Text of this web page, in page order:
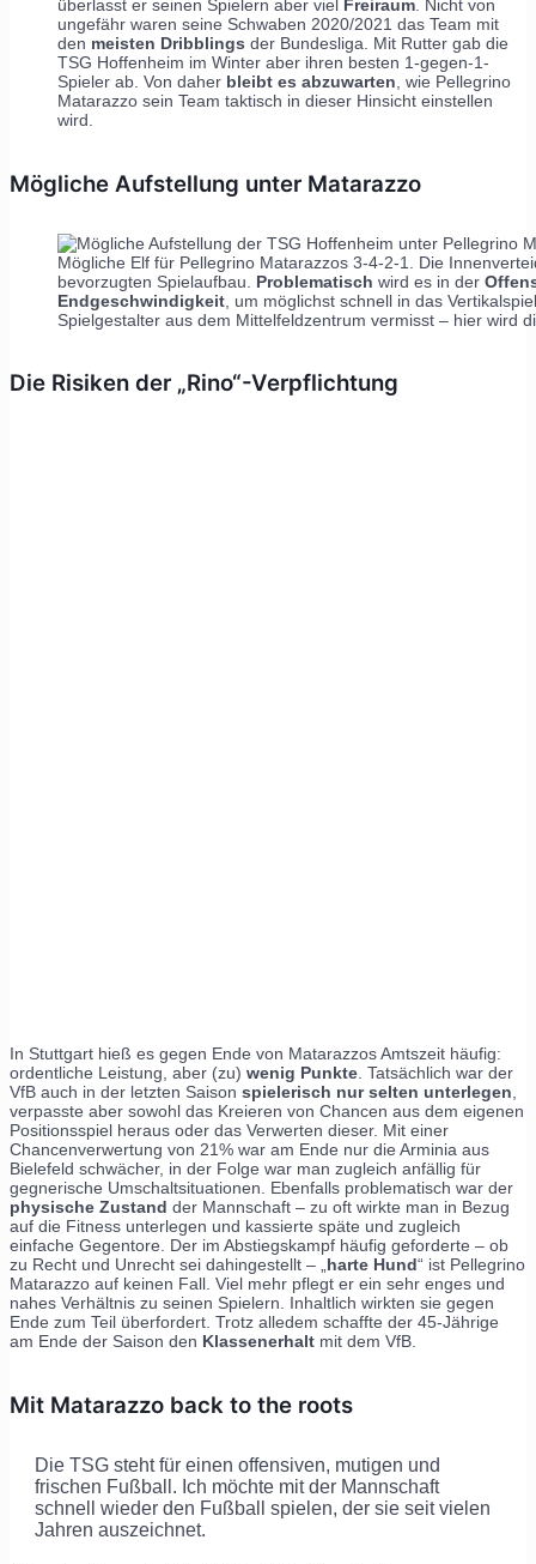
überlasst er seinen Spielern aber viel Freiraum. Nicht von
ungefähr waren seine Schwaben 2020/2021 das Team mit
den meisten Dribblings der Bundesliga. Mit Rutter gab die
TSG Hoffenheim im Winter aber ihren besten 1-gegen-1-
Spieler ab. Von daher bleibt es abzuwarten, wie Pellegrino
Matarazzo sein Team taktisch in dieser Hinsicht einstellen
wird.
Mögliche Aufstellung unter Matarazzo
Mögliche Elf für Pellegrino Matarazzos 3-4-2-1. Die
bevorzugten Spielaufbau. Problematisch wird es in der
Endgeschwindigkeit , um möglichst schnell in das
Spielgestalter aus dem Mittelfeldzentrum vermisst – hier wird
Die Risiken der „Rino“-Verpflichtung
In Stuttgart hieß es gegen Ende von Matarazzos Amtszeit häufig:
ordentliche Leistung, aber (zu) wenig Punkte. Tatsächlich war der
VfB auch in der letzten Saison spielerisch nur selten unterlegen,
verpasste aber sowohl das Kreieren von Chancen aus dem eigenen
Positionsspiel heraus oder das Verwerten dieser. Mit einer
Chancenverwertung von 21% war am Ende nur die Arminia aus
Bielefeld schwächer, in der Folge war man zugleich anfällig für
gegnerische Umschaltsituationen. Ebenfalls problematisch war der
physische Zustand der Mannschaft – zu oft wirkte man in Bezug
auf die Fitness unterlegen und kassierte späte und zugleich
einfache Gegentore. Der im Abstiegskampf häufig geforderte – ob
zu Recht und Unrecht sei dahingestellt – „harte Hund“ ist Pellegrino
Matarazzo auf keinen Fall. Viel mehr pflegt er ein sehr enges und
nahes Verhältnis zu seinen Spielern. Inhaltlich wirkten sie gegen
Ende zum Teil überfordert. Trotz alledem schaffte der 45-Jährige
am Ende der Saison den Klassenerhalt mit dem VfB.
Mit Matarazzo back to the roots
Die TSG steht für einen offensiven, mutigen und
frischen Fußball. Ich möchte mit der Mannschaft
schnell wieder den Fußball spielen, der sie seit vielen
Jahren auszeichnet.